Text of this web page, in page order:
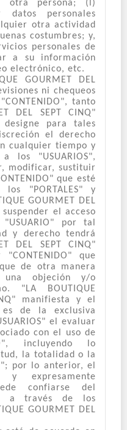
otra persona; (l)
datos personales
otra actividad
costumbres; y,
personales de
a su información
electrónico, etc.
GOURMET DEL
ni chequeos
tanto
DEL SEPT CINQ"
para tales
el derecho
cualquier tiempo y
los "USUARIOS",
modificar, sustituir
que esté
"PORTALES" y
GOURMET DEL
el acceso
por tal
y derecho tendrá
DEL SEPT CINQ"
que
de otra manera
objeción y/o
"LA BOUTIQUE
manifiesta y el
es de la exclusiva
el evaluar
con el uso de
incluyendo lo
la totalidad o la
por lo anterior, el
y expresamente
confiarse del
a través de los
GOURMET DEL